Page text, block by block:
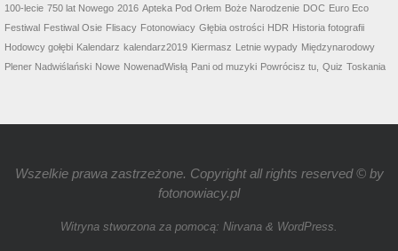
100-lecie 750 lat Nowego 2016 Apteka Pod Orłem Boże Narodzenie DOC Euro Eco
Festiwal Festiwal Osie Flisacy Fotonowiacy Głębia ostrości HDR Historia fotografii
Hodowcy gołębi Kalendarz kalendarz2019 Kiermasz Letnie wypady Międzynarodowy
Plener Nadwiślański Nowe NowenadWisłą Pani od muzyki Powrócisz tu, Quiz Toskania
Wszelkie prawa zastrzeżone. Copyright all rights reserved © by
fotonowiacy.pl
Witryna stworzona za pomocą: Nirvana & WordPress.